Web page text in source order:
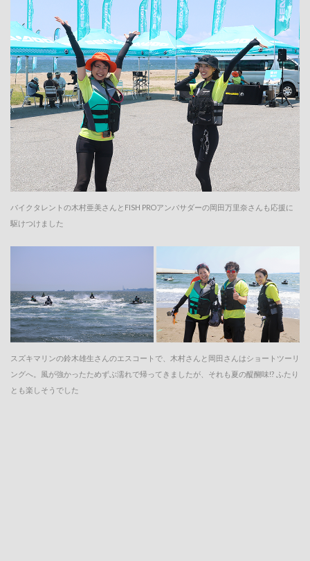
バイクタレントの木村亜美さんとFISH PROアンバサダーの岡田万里奈さんも応援に
駆けつけました
スズキマリンの鈴木雄生さんのエスコートで、木村さんと岡田さんはショートツーリ
ングへ。風が強かったためずぶ濡れで帰ってきましたが、それも夏の醍醐味!? ふたり
とも楽しそうでした